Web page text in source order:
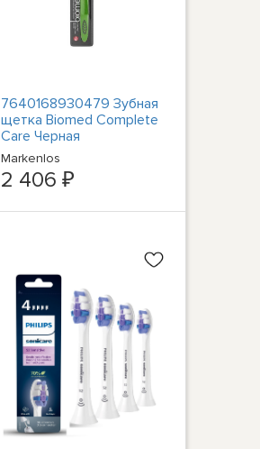
7640168930479 Зубная
щетка Biomed Complete
Care Черная
szczoteczka do zębów
Medium
Markenlos
2 406 ₽